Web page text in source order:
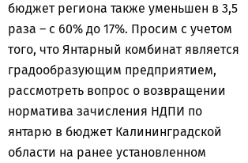
бюджет региона также уменьшен в 3,5
раза – с 60% до 17%. Просим с учетом
того, что Янтарный комбинат является
градообразующим предприятием,
рассмотреть вопрос о возвращении
норматива зачисления НДПИ по
янтарю в бюджет Калининградской
области на ранее установленном